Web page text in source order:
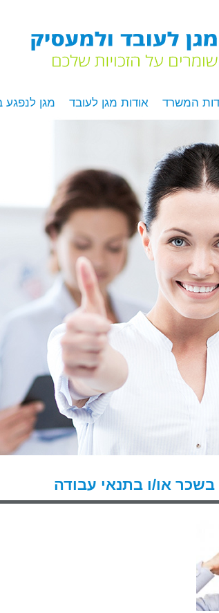
המשרד אודות מגן לעובד מגן לנפגע
או/ו בתנאי עבודה